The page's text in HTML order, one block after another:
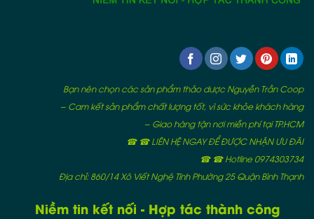
Bạn nên chọn các sản phẩm thảo dược Nguyễn Trần Coop
– Cam kết sản phẩm chất lượng tốt, vì sức khỏe khách hàng
– Giao hàng tận nơi miễn phí tại TP.HCM
☎ ☎ LIÊN HỆ NGAY ĐỂ ĐƯỢC NHẬN ƯU ĐÃI
☎ ☎ Hotline 0974303734
Địa chỉ: 860/14 Xô Viết Nghệ Tĩnh Phường 25 Quận Bình Thạnh
Niềm tin kết nối - Hợp tác thành công